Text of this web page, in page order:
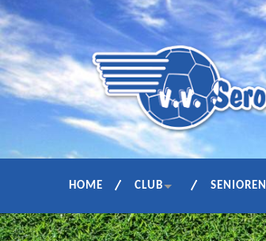
HOME CLUB SENIOREN